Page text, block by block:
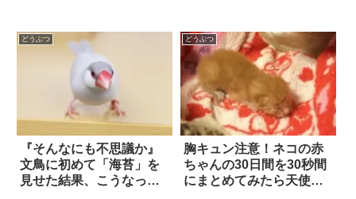
どうぶつ
『そんなにも不思議か』
文鳥に初めて「海苔」を
見せた結果、こうなっ
どうぶつ
胸キュン注意！ネコの赤
ちゃんの30日間を30秒間
にまとめてみたら天使だ